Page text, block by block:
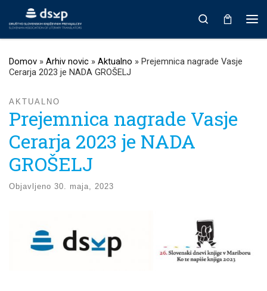
Prikaži vso vsebino
Search
Domov » Arhiv novic » Aktualno » Prejemnica nagrade Vasje
Cerarja 2023 je NADA GROŠELJ
AKTUALNO
Prejemnica nagrade Vasje
Cerarja 2023 je NADA
GROŠELJ
Objavljeno 30. maja, 2023